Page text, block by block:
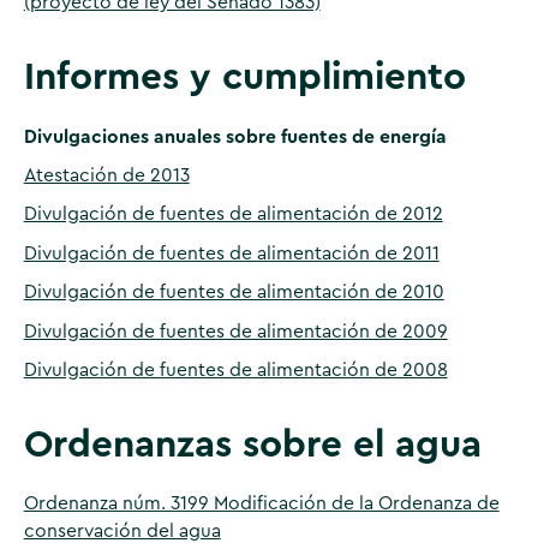
Informes y cumplimiento
Divulgaciones anuales sobre fuentes de energía
Atestación de 2013
Divulgación de fuentes de alimentación de 2012
Divulgación de fuentes de alimentación de 2011
Divulgación de fuentes de alimentación de 2010
Divulgación de fuentes de alimentación de 2009
Divulgación de fuentes de alimentación de 2008
Ordenanzas sobre el agua
Ordenanza núm. 3199 Modificación de la Ordenanza de
conservación del agua